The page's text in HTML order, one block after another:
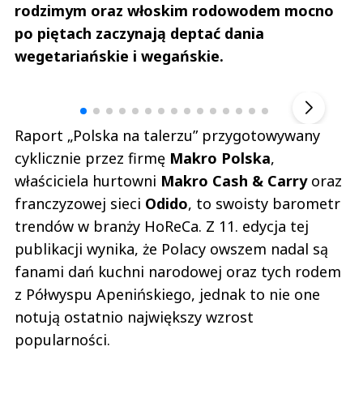
rodzimym oraz włoskim rodowodem mocno
po piętach zaczynają deptać dania
wegetariańskie i wegańskie.
Raport „Polska na talerzu” przygotowywany
cyklicznie przez firmę Makro Polska,
właściciela hurtowni Makro Cash & Carry oraz
franczyzowej sieci Odido, to swoisty barometr
trendów w branży HoReCa. Z 11. edycja tej
publikacji wynika, że Polacy owszem nadal są
fanami dań kuchni narodowej oraz tych rodem
z Półwyspu Apenińskiego, jednak to nie one
notują ostatnio największy wzrost
popularności.